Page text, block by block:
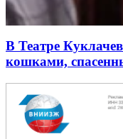
В Театре
кошками,